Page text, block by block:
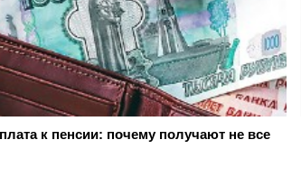
к пенсии: почему получают не все